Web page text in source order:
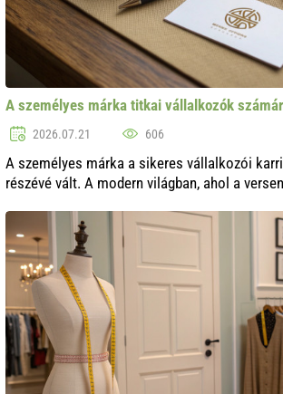
A személyes márka titkai vállalkozók
2026.07.21 606
A személyes márka a sikeres vállalkozói
részévé vált. A modern világban, ahol a
eléréséhez. ..